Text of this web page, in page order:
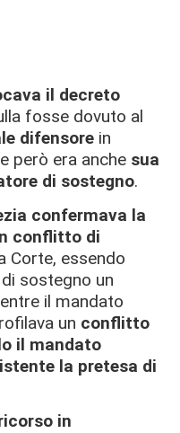
ava il decreto
fosse dovuto al
difensore in
però era anche sua
di sostegno.
confermava la
conflitto di
Corte, essendo
sostegno un
il mandato
un conflitto
il mandato
la pretesa di
in